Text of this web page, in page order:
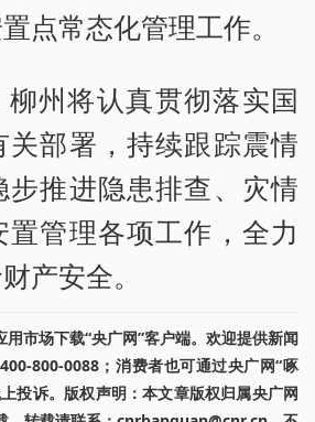
点常态化管理工作。
州将认真贯彻落实国
关部署，持续跟踪震情
推进隐患排查、灾情
管理各项工作，全力
产安全。
市场下载“央广网”客户端。欢迎提供新闻
800-0088；消费者也可通过央广网“啄
投诉。版权声明：本文章版权归属央广网